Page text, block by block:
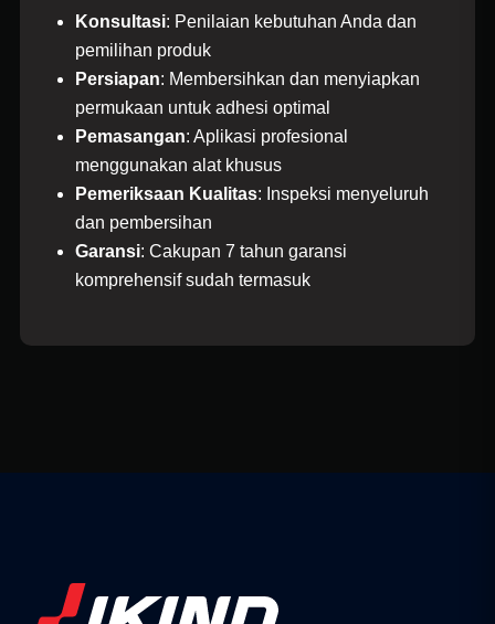
Graha Autopart Station Jl Boulevard Graha Raya
KF 15 , RT 002 RW 10, Sudimara, Pinang Kota
Tangerang Banten 15114
0878-7145-4647
Maps tidak tersedia
CEMPAKA WARNA AUTO FILM
BSD Autoparts Blok C.36, Serpong, Tangerang
Jl. Raya Pandeglang Km. 5, Tembong, Cipocok,
Konsultasi: Penilaian kebutuhan Anda dan
pemilihan produk
Persiapan: Membersihkan dan menyiapkan
permukaan untuk adhesi optimal
Pemasangan: Aplikasi profesional
menggunakan alat khusus
Pemeriksaan Kualitas: Inspeksi menyeluruh
dan pembersihan
Garansi: Cakupan 7 tahun garansi
komprehensif sudah termasuk